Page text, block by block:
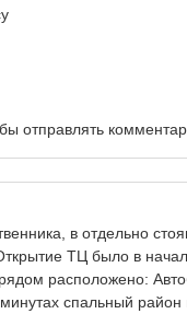
отправлять
в отдельно
ТЦ было в
расположено:
спальный